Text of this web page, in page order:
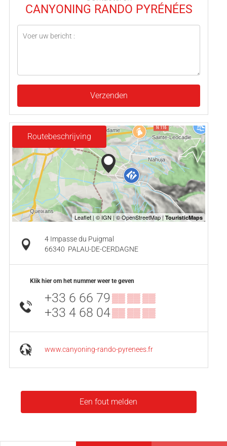
CANYONING RANDO PYRÉNÉES
Verzenden
Routebeschrijving
4 Impasse du Puigmal
66340 PALAU-DE-CERDAGNE
Klik hier om het nummer weer te geven
+33 6 66 79▒▒ ▒▒ ▒▒
+33 4 68 04▒▒ ▒▒ ▒▒
www.canyoning-rando-pyrenees.fr
Een fout melden